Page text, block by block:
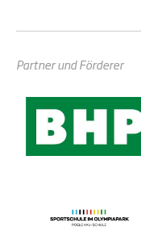
Partner und Förderer